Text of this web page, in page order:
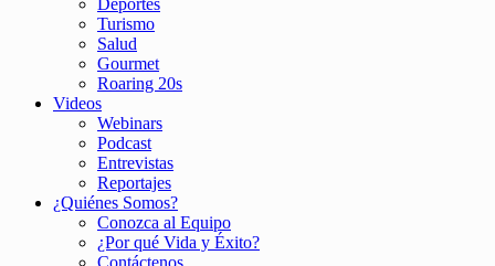
Deportes
Turismo
Salud
Gourmet
Roaring 20s
Videos
Webinars
Podcast
Entrevistas
Reportajes
¿Quiénes Somos?
Conozca al Equipo
¿Por qué Vida y Éxito?
Contáctenos